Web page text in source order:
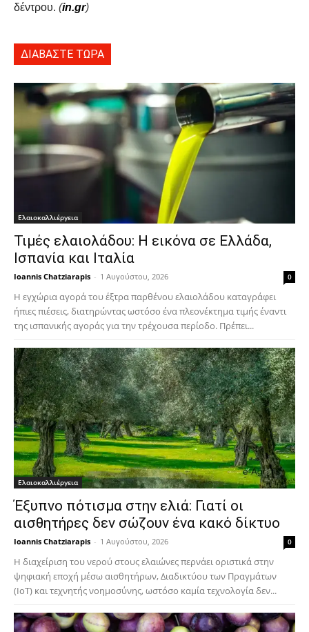
δέντρου. (in.gr)
ΔΙΑΒΑΣΤΕ ΤΩΡΑ
Ελαιοκαλλιέργεια
Τιμές ελαιολάδου: Η εικόνα σε Ελλάδα,
Ισπανία και Ιταλία
Ioannis Chatziarapis - 1 Αυγούστου, 2026 0
Η εγχώρια αγορά του έξτρα παρθένου ελαιολάδου καταγράφει
ήπιες πιέσεις, διατηρώντας ωστόσο ένα πλεονέκτημα τιμής έναντι
της ισπανικής αγοράς για την τρέχουσα περίοδο. Πρέπει...
Ελαιοκαλλιέργεια
Έξυπνο πότισμα στην ελιά: Γιατί οι
αισθητήρες δεν σώζουν ένα κακό δίκτυο
Ioannis Chatziarapis - 1 Αυγούστου, 2026 0
Η διαχείριση του νερού στους ελαιώνες περνάει οριστικά στην
ψηφιακή εποχή μέσω αισθητήρων, Διαδικτύου των Πραγμάτων
(IoT) και τεχνητής νοημοσύνης, ωστόσο καμία τεχνολογία δεν...